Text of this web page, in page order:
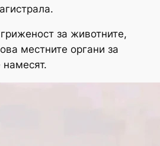
за животните,
местните органи за